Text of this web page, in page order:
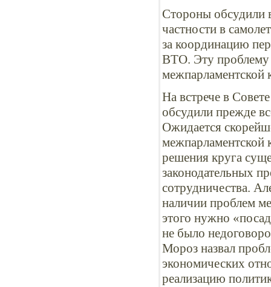
Стороны обсудили
частности в
за координацию
ВТО. Эту проблему
межпарламентской
На встрече в
обсудили прежде
Ожидается
межпарламентской
решения круга
законодательных
сотрудничества.
наличии проблем
этого нужно
не было
Мороз назвал
экономических
реализацию